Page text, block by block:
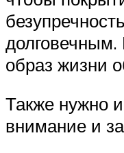
долговечным.
образ жизни
Также нужно
внимание и